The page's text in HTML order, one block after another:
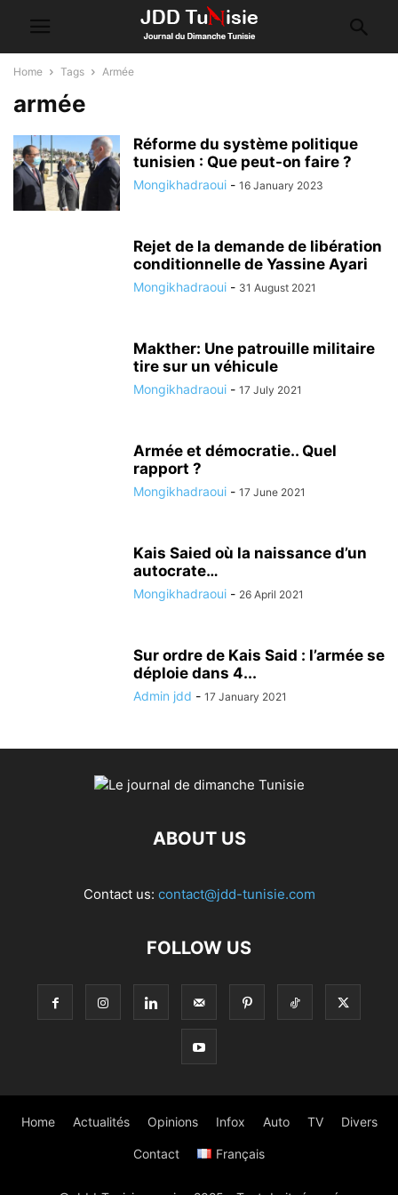
Home Tags Armée
armée
Réforme du système politique
tunisien : Que peut-on faire ?
Mongikhadraoui - 16 January 2023
Rejet de la demande de libération
conditionnelle de Yassine Ayari
Mongikhadraoui - 31 August 2021
Makther: Une patrouille militaire
tire sur un véhicule
Mongikhadraoui - 17 July 2021
Armée et démocratie.. Quel
rapport ?
Mongikhadraoui - 17 June 2021
Kais Saied où la naissance d’un
autocrate…
Mongikhadraoui - 26 April 2021
Sur ordre de Kais Said : l’armée se
déploie dans 4...
Admin jdd - 17 January 2021
ABOUT US
Contact us: contact@jdd-tunisie.com
FOLLOW US
Home Actualités Opinions Infox Auto TV Divers
Contact Français